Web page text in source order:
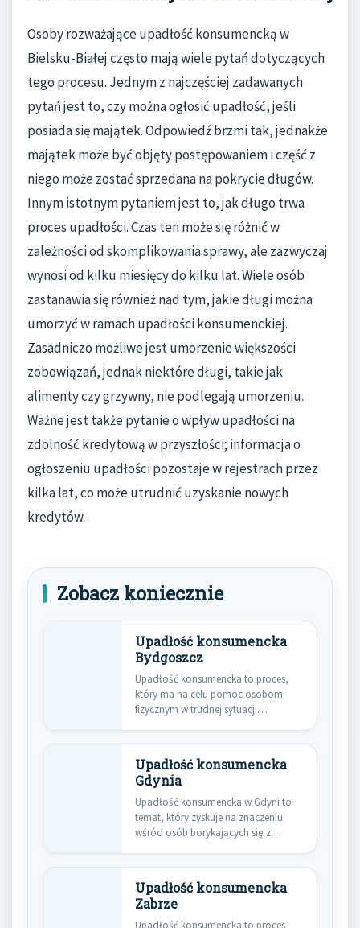
Osoby rozważające upadłość konsumencką w
Bielsku-Białej często mają wiele pytań dotyczących
tego procesu. Jednym z najczęściej zadawanych
pytań jest to, czy można ogłosić upadłość, jeśli
posiada się majątek. Odpowiedź brzmi tak, jednakże
majątek może być objęty postępowaniem i część z
niego może zostać sprzedana na pokrycie długów.
Innym istotnym pytaniem jest to, jak długo trwa
proces upadłości. Czas ten może się różnić w
zależności od skomplikowania sprawy, ale zazwyczaj
wynosi od kilku miesięcy do kilku lat. Wiele osób
zastanawia się również nad tym, jakie długi można
umorzyć w ramach upadłości konsumenckiej.
Zasadniczo możliwe jest umorzenie większości
zobowiązań, jednak niektóre długi, takie jak
alimenty czy grzywny, nie podlegają umorzeniu.
Ważne jest także pytanie o wpływ upadłości na
zdolność kredytową w przyszłości; informacja o
ogłoszeniu upadłości pozostaje w rejestrach przez
kilka lat, co może utrudnić uzyskanie nowych
kredytów.
Zobacz koniecznie
Upadłość konsumencka
Bydgoszcz
Upadłość konsumencka to proces,
który ma na celu pomoc osobom
fizycznym w trudnej sytuacji
Upadłość konsumencka
Gdynia
Upadłość konsumencka w Gdyni to
temat, który zyskuje na znaczeniu
wśród osób borykających się z…
Upadłość konsumencka
Zabrze
Upadłość konsumencka to proces